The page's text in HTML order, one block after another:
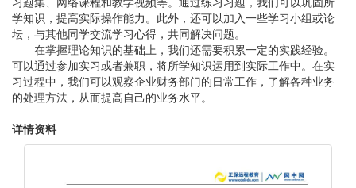
学知识，提高实际操作能力。此外，还可以加入一些学习小组或论
坛，与其他同学交流学习心得，共同解决问题。
在掌握理论知识的基础上，我们还需要积累一定的实践经验。
可以通过参加实习或者兼职，将所学知识运用到实际工作中。在实
习过程中，我们可以观察企业财务部门的日常工作，了解各种业务
的处理方法，从而提高自己的业务水平。
详情资料